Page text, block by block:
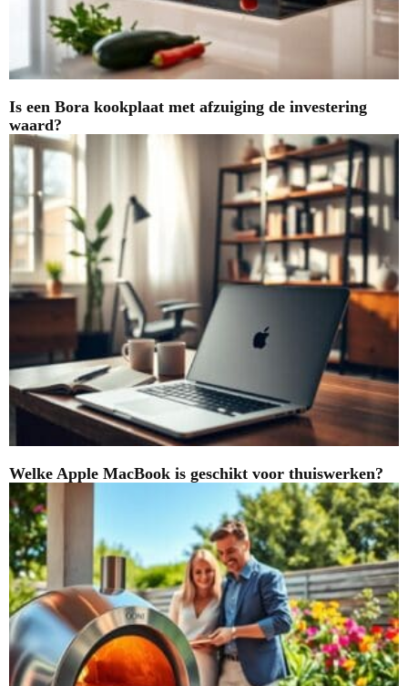
Is een Bora kookplaat met afzuiging de investering
waard?
Welke Apple MacBook is geschikt voor thuiswerken?